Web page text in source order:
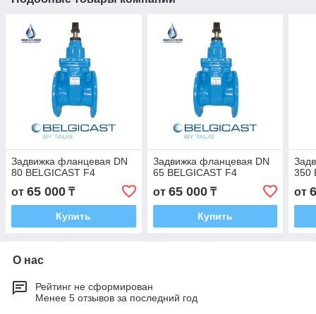
Задвижка фланцевая DN
80 BELGICAST F4
от 65 000 ₸
Купить
Задвижка фланцевая DN
65 BELGICAST F4
от 65 000₸
Купить
350
от
О нас
Рейтинг не сформирован
Менее 5 отзывов за последний год